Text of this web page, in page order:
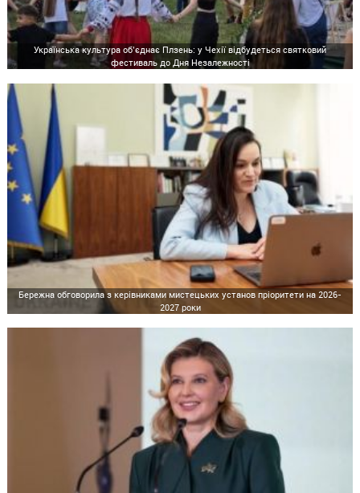
Українська культура об’єднає Плзень: у Чехії відбудеться святковий
фестиваль до Дня Незалежності
Бережна обговорила з керівниками мистецьких установ пріоритети на 2026-
2027 роки